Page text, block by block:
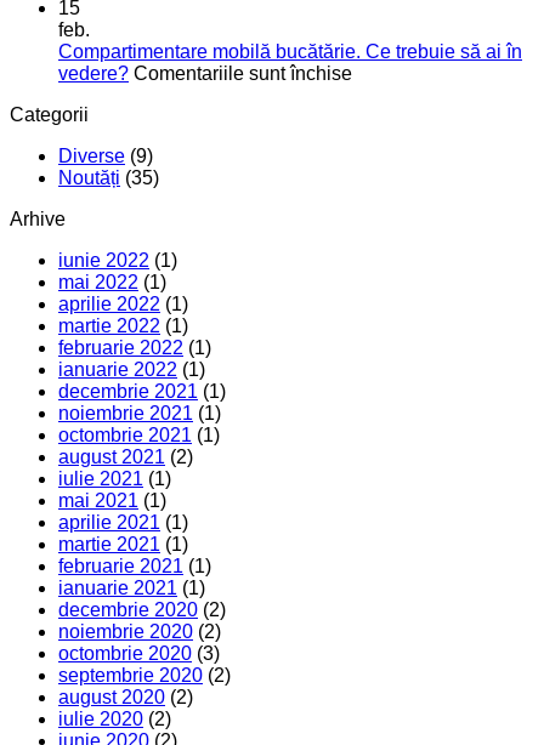
cont
pentru
la
15
feb.
Compartimentare mobilă bucătărie. Ce trebuie să ai în
vedere? Comentariile sunt închisepentru
Categorii
Diverse (9)
Noutăți (35)
Arhive
iunie 2022 (1)
mai 2022 (1)
aprilie 2022 (1)
martie 2022 (1)
februarie 2022 (1)
ianuarie 2022 (1)
decembrie 2021 (1)
noiembrie 2021 (1)
octombrie 2021 (1)
august 2021 (2)
iulie 2021 (1)
mai 2021 (1)
aprilie 2021 (1)
martie 2021 (1)
februarie 2021 (1)
ianuarie 2021 (1)
decembrie 2020 (2)
noiembrie 2020 (2)
octombrie 2020 (3)
septembrie 2020 (2)
august 2020 (2)
iulie 2020 (2)
iunie 2020 (2)